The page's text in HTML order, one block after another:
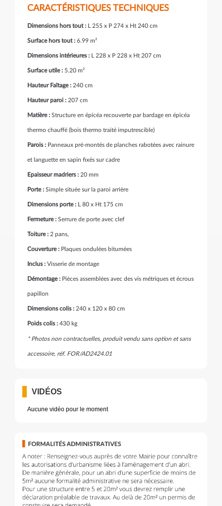
CARACTÉRISTIQUES TECHNIQUES
Dimensions hors tout : L 255 x P 274 x Ht 240 cm
Surface hors tout : 6.99 m²
Dimensions intérieures : L 228 x P 228 x Ht 207 cm
Surface utile : 5.20 m²
Hauteur Faîtage : 240 cm
Hauteur paroi : 207 cm
Matière : Structure en épicéa recouverte par bardage en épicéa
thermo chauffé (bois thermo traité imputrescible)
Parois : Panneaux pré-montés de planches rabotées avec rainure
et languette en sapin fixés sur cadre
Epaisseur madriers : 20 mm
Porte : Simple située sur la paroi arrière
Dimensions porte : L 80 x Ht 175 cm
Fermeture : Serrure de porte avec clef
Toiture : 2 pans,
Couverture : Plaques ondulées bitumées
Inclus : Visserie de montage
Démontage : Pièces assemblées avec des vis métriques et écrous
papillon
Dimensions colis : 240 x 120 x 80 cm
Poids colis : 430 kg
* Photos non contractuelles, produit vendu sans option et sans
accessoire, réf. FOR/AD2424.01
VIDÉOS
Aucune vidéo pour le moment